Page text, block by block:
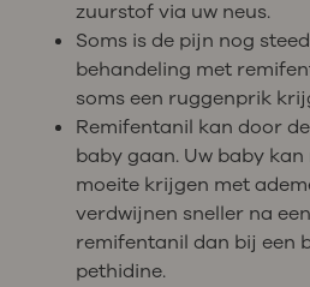
zuurstof via uw neus.
Soms is de pijn nog
behandeling met
soms een ruggenprik
Remifentanil kan door
baby gaan. Uw baby
moeite krijgen met
verdwijnen sneller na
remifentanil dan bij een
pethidine.